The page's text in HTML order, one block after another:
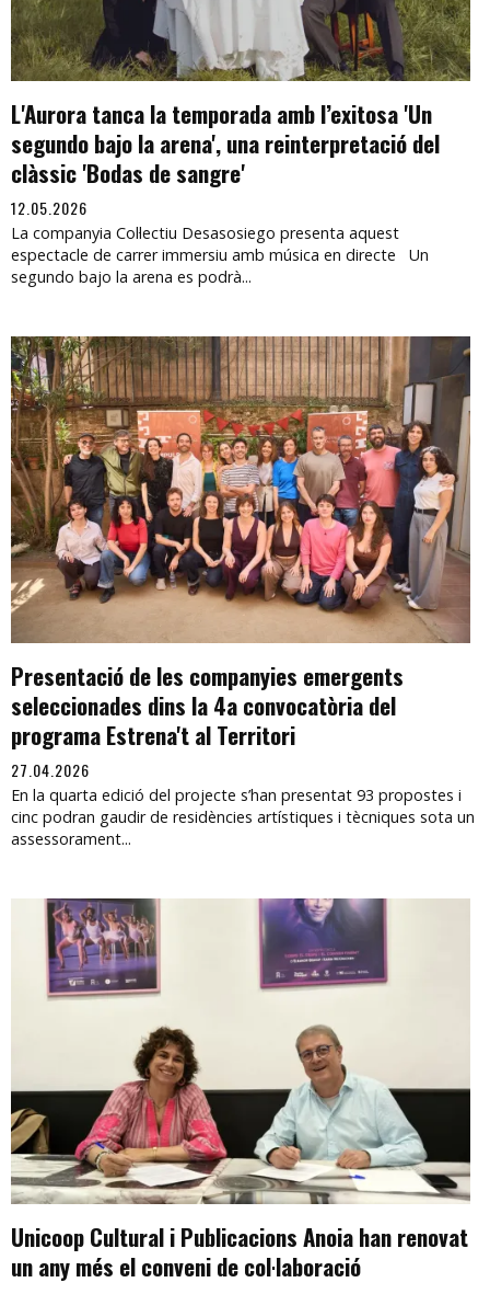
L'Aurora tanca la temporada amb l’exitosa 'Un
segundo bajo la arena', una reinterpretació del
clàssic 'Bodas de sangre'
12.05.2026
La companyia Col·lectiu Desasosiego presenta aquest
espectacle de carrer immersiu amb música en directe Un
segundo bajo la arena es podrà...
Presentació de les companyies emergents
seleccionades dins la 4a convocatòria del
programa Estrena't al Territori
27.04.2026
En la quarta edició del projecte s’han presentat 93 propostes i
cinc podran gaudir de residències artístiques i tècniques sota un
assessorament...
Unicoop Cultural i Publicacions Anoia han renovat
un any més el conveni de col·laboració